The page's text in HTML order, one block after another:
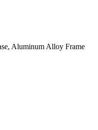
Aluminum Alloy Frame